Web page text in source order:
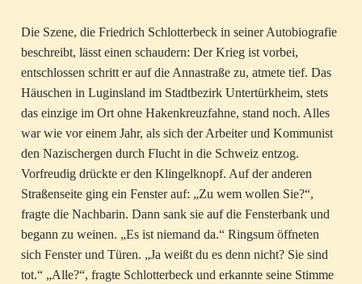
Die Szene, die Friedrich Schlotterbeck in seiner Autobiografie
beschreibt, lässt einen schaudern: Der Krieg ist vorbei,
entschlossen schritt er auf die Annastraße zu, atmete tief. Das
Häuschen in Luginsland im Stadtbezirk Untertürkheim, stets
das einzige im Ort ohne Hakenkreuzfahne, stand noch. Alles
war wie vor einem Jahr, als sich der Arbeiter und Kommunist
den Nazischergen durch Flucht in die Schweiz entzog.
Vorfreudig drückte er den Klingelknopf. Auf der anderen
Straßenseite ging ein Fenster auf: „Zu wem wollen Sie?“,
fragte die Nachbarin. Dann sank sie auf die Fensterbank und
begann zu weinen. „Es ist niemand da.“ Ringsum öffneten
sich Fenster und Türen. „Ja weißt du es denn nicht? Sie sind
tot.“ „Alle?“, fragte Schlotterbeck und erkannte seine Stimme